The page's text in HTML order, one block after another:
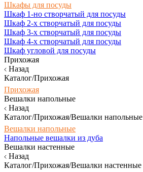
Шкафы для посуды
Шкаф 1-но створчатый для посуды
Шкаф 2-х створчатый для посуды
Шкаф 3-х створчатый для посуды
Шкаф 4-х створчатый для посуды
Шкаф угловой для посуды
Прихожая
Назад
Каталог/Прихожая
Прихожая
Вешалки напольные
Назад
Каталог/Прихожая/Вешалки напольные
Вешалки напольные
Напольные вешалки из дуба
Вешалки настенные
Назад
Каталог/Прихожая/Вешалки настенные